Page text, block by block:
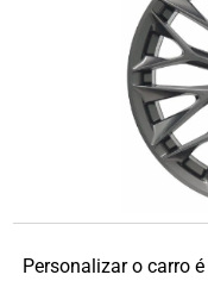
Personalizar o carro